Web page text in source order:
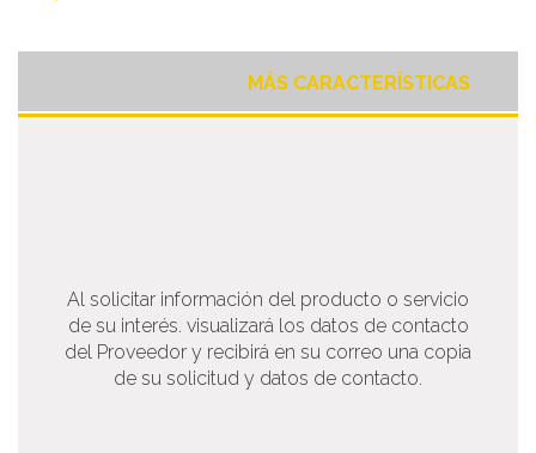
MÁS CARACTERÍSTICAS
Al solicitar información del producto o servicio
de su interés. visualizará los datos de contacto
del Proveedor y recibirá en su correo una copia
de su solicitud y datos de contacto.